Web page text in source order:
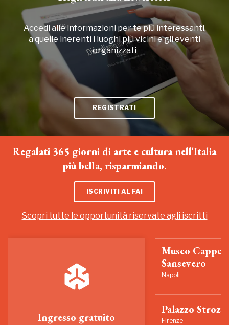
Accedi alle informazioni per te più interessanti,
a quelle inerenti i luoghi più vicini e gli eventi
organizzati
REGISTRATI
Regalati 365 giorni di arte e cultura nell'Italia
più bella, risparmiando.
ISCRIVITI AL FAI
Scopri tutte le opportunità riservate agli iscritti
Ingresso gratuito
Museo
Sansevero
Napoli
Palazzo Strozzi
Firenze